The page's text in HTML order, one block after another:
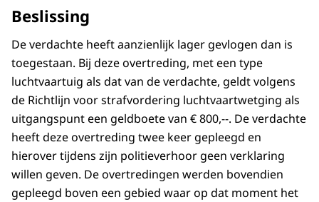
Beslissing
De verdachte heeft aanzienlijk lager gevlogen dan is
toegestaan. Bij deze overtreding, met een type
luchtvaartuig als dat van de verdachte, geldt volgens
de Richtlijn voor strafvordering luchtvaartwetging als
uitgangspunt een geldboete van € 800,--. De verdachte
heeft deze overtreding twee keer gepleegd en
hierover tijdens zijn politieverhoor geen verklaring
willen geven. De overtredingen werden bovendien
gepleegd boven een gebied waar op dat moment het